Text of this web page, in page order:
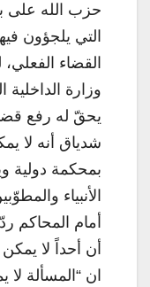
حزب الله على
التي يلجؤون
القضاء
وزارة الداخلية
يحقّ له رفع
شدياق أنه لا
بمحكمة دولية
الأنبياء
أمام المحاكم
أن أحداً لا
ان “المسألة